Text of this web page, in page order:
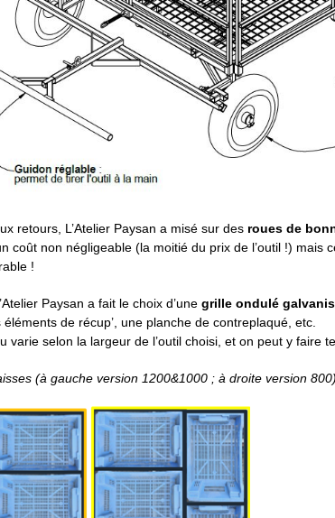
retours, L’Atelier Paysan a misé sur des roues de
coût non négligeable (la moitié du prix de l’outil !) mais
!
Paysan a fait le choix d’une grille ondulé
de récup’, une planche de contreplaqué, etc.
varie selon la largeur de l’outil choisi, et on peut y faire
(à gauche version 1200&1000 ; à droite version 800)